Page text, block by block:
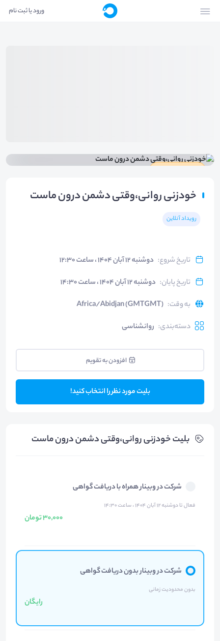
ورود یا ثبت نام
خودزنی روانی،وقتی دشمن درون ماست
رویداد آنلاین
تاریخ شروع: دوشنبه ۱۲ آبان ۱۴۰۴ ، ساعت ۱۲:۳۰
تاریخ پایان: دوشنبه ۱۲ آبان ۱۴۰۴ ، ساعت ۱۴:۳۰
به وقت:
Africa/Abidjan (GMTGMT)
دسته‌بندی: روانشناسی
افزودن به تقویم
بلیت مورد نظر را انتخاب کنید!
بلیت‌ خودزنی روانی،وقتی دشمن درون ماست
شرکت در وبینار همراه با دریافت گواهی
فعال تا دوشنبه ۱۲ آبان ۱۴۰۴ ، ساعت ۱۴:۳۰
30,000 تومان
شرکت در وبینار بدون دریافت گواهی
بدون محدودیت زمانی
رایگان